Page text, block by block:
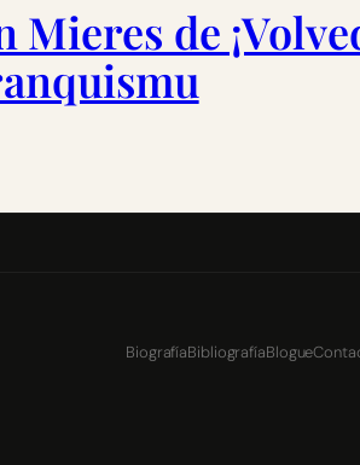
Mieres de
BiografíaBibliografíaBlogue